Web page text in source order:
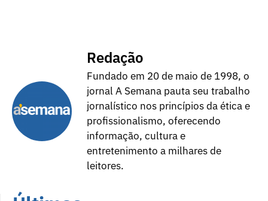
Redação
Fundado em 20 de maio de 1998, o
jornal A Semana pauta seu trabalho
jornalístico nos princípios da ética e
profissionalismo, oferecendo
informação, cultura e
entretenimento a milhares de
leitores.